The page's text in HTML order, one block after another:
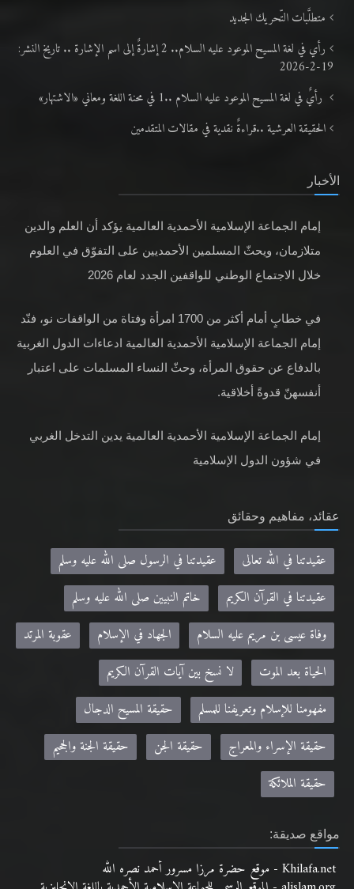
متطلَّبات التّحريك الجديد
رأي في لغة المسيح الموعود عليه السلام.. 2 إشارةٌ إلى اسم الإشارة .. تاريخ النشر:
19-2-2026
رأيٌ في لغة المسيح الموعود عليه السلام ..1 في محنة اللغة ومعاني «الاشتهار»
الحقيقة العرشية ..قراءةٌ نقدية في مقالات المتقدمين
الأخبار
إمام الجماعة الإسلامية الأحمدية العالمية يؤكد أن العلم والدين
متلازمان، ويحثّ المسلمين الأحمديين على التفوّق في العلوم
خلال الاجتماع الوطني للواقفين الجدد لعام 2026
في خطابٍ أمام أكثر من 1700 امرأة وفتاة من الواقفات نو، فنّد
إمام الجماعة الإسلامية الأحمدية العالمية ادعاءات الدول الغربية
بالدفاع عن حقوق المرأة، وحثّ النساء المسلمات على اعتبار
أنفسهنّ قدوةً أخلاقية.
إمام الجماعة الإسلامية الأحمدية العالمية يدين التدخل الغربي
في شؤون الدول الإسلامية
عقائد، مفاهيم وحقائق
عقيدتنا في الله تعالى
عقيدتنا في الرسول صلى الله عليه وسلم
عقيدتنا في القرآن الكريم
خاتم النبيين صلى الله عليه وسلم
وفاة عيسى بن مريم عليه السلام
الجهاد في الإسلام
عقوبة المرتد
الحياة بعد الموت
لا نسخ بين آيات القرآن الكريم
مفهومنا للإسلام وتعريفنا للمسلم
حقيقة المسيح الدجال
حقيقة الإسراء والمعراج
حقيقة الجن
حقيقة الجنة والجحيم
حقيقة الملائكة
مواقع صديقة:
Khilafa.net - موقع حضرة مرزا مسرور أحمد نصره الله